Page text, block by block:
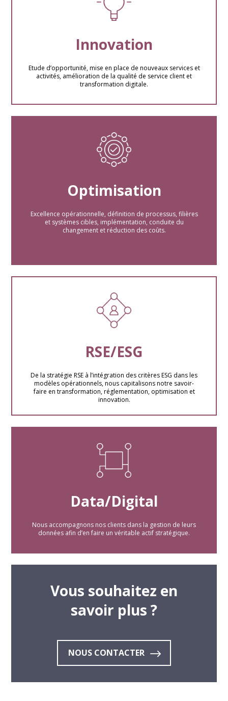
Innovation
Etude d’opportunité, mise en place de nouveaux services et
activités, amélioration de la qualité de service client et
transformation digitale.
Optimisation
Excellence opérationnelle, définition de processus, filières
et systèmes cibles, implémentation, conduite du
changement et réduction des coûts.
RSE/ESG
De la stratégie RSE à l’intégration des critères ESG dans les
modèles opérationnels, nous capitalisons notre savoir-
faire en transformation, réglementation, optimisation et
innovation.
Data/Digital
Nous accompagnons nos clients dans la gestion de leurs
données afin d’en faire un véritable actif stratégique.
Vous souhaitez en
savoir plus ?
NOUS CONTACTER